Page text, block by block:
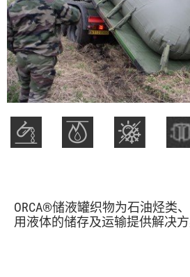
ORCA®储液罐织物为石油烃类
用液体的储存及运输提供解决方